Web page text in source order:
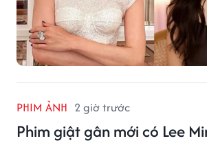
PHIM ẢNH 2 giờ trước
Phim giật gân mới có Lee